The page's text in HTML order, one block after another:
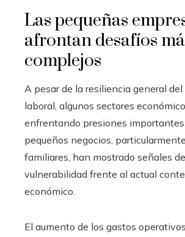
Las pequeñas
afrontan desafíos
complejos
A pesar de la resiliencia general del
laboral, algunos sectores
enfrentando presiones
pequeños negocios,
familiares, han mostrado señales
vulnerabilidad frente al actual
económico.
El aumento de los gastos